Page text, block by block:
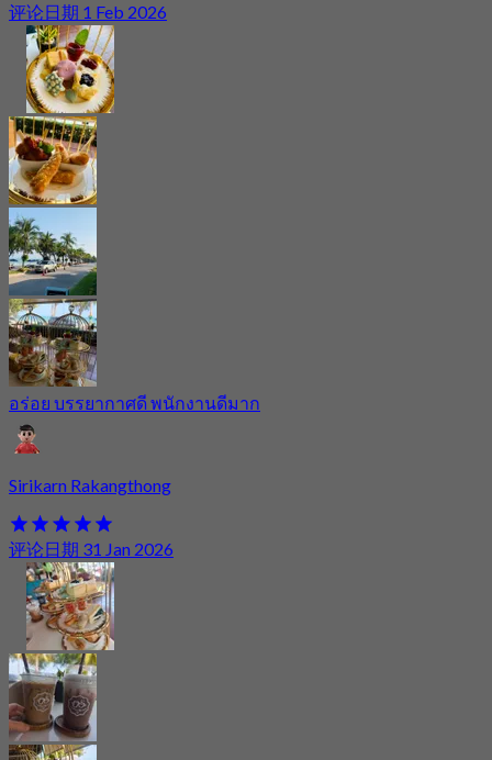
评论日期 1 Feb 2026
อร่อย บรรยากาศดี พนักงานดีมาก
Sirikarn Rakangthong
评论日期 31 Jan 2026